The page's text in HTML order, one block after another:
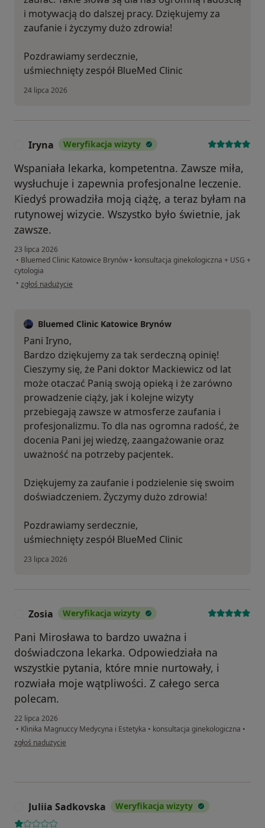
i motywacją do dalszej pracy. Dziękujemy za
zaufanie i życzymy dużo zdrowia!
Pozdrawiamy serdecznie,
uśmiechnięty zespół BlueMed Clinic
24 lipca 2026
Iryna Weryfikacja wizyty
Wspaniała lekarka, kompetentna. Zawsze miła,
wysłuchuje i zapewnia profesjonalne leczenie.
Kiedyś prowadziła moją ciążę, a teraz byłam na
rutynowej wizycie. Wszystko było świetnie, jak
zawsze.
23 lipca 2026
• Bluemed Clinic Katowice Brynów • konsultacja ginekologiczna + USG +
cytologia
• w opinii użytkownika Iryna
zgłoś nadużycie
Bluemed Clinic Katowice Brynów
Pani Iryno,
Bardzo dziękujemy za tak serdeczną opinię!
Cieszymy się, że Pani doktor Mackiewicz od lat
może otaczać Panią swoją opieką i że zarówno
prowadzenie ciąży, jak i kolejne wizyty
przebiegają zawsze w atmosferze zaufania i
profesjonalizmu. To dla nas ogromna radość, że
docenia Pani jej wiedzę, zaangażowanie oraz
uważność na potrzeby pacjentek.
Dziękujemy za zaufanie i podzielenie się swoim
doświadczeniem. Życzymy dużo zdrowia!
Pozdrawiamy serdecznie,
uśmiechnięty zespół BlueMed Clinic
23 lipca 2026
Zosia Weryfikacja wizyty
Pani Mirosława to bardzo uważna i
doświadczona lekarka. Odpowiedziała na
wszystkie pytania, które mnie nurtowały, i
rozwiała moje wątpliwości. Z całego serca
polecam.
22 lipca 2026
• Klinika Magnuccy Medycyna i Estetyka • konsultacja ginekologiczna •
w opinii użytkownika Zosia
zgłoś nadużycie
Juliia Sadkovska Weryfikacja wizyty